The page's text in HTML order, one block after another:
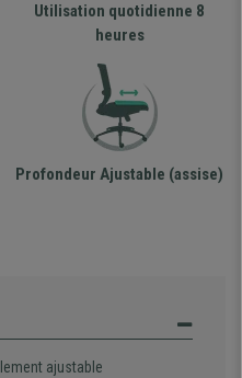
Utilisation quotidienne 8
heures
Profondeur Ajustable (assise)
ajustable